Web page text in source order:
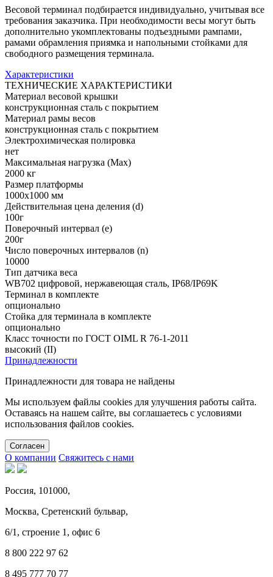
Весовой терминал подбирается индивидуально, учитывая все
требования заказчика. При необходимости весы могут быть
дополнительно укомплектованы подъездными рампами,
рамами обрамления приямка и напольными стойками для
свободного размещения терминала.
Характеристики
ТЕХНИЧЕСКИЕ ХАРАКТЕРИСТИКИ
Материал весовой крышки
конструкционная сталь с покрытием
Материал рамы весов
конструкционная сталь с покрытием
Электрохимическая полировка
нет
Максимальная нагрузка (Max)
2000 кг
Размер платформы
1000х1000 мм
Действительная цена деления (d)
100г
Поверочный интервал (e)
200г
Число поверочных интервалов (n)
10000
Тип датчика веса
WB702 цифровой, нержавеющая сталь, IP68/IP69K
Терминал в комплекте
опционально
Стойка для терминала в комплекте
опционально
Класс точности по ГОСТ OIML R 76-1-2011
высокий (II)
Принадлежности
Принадлежности для товара не найдены
Мы используем файлы cookies для улучшения работы сайта.
Оставаясь на нашем сайте, вы соглашаетесь с условиями
использования файлов cookies.
Cогласен
О компании Свяжитесь с нами
Россия, 101000,
Москва, Сретенский бульвар,
6/1, строение 1, офис 6
8 800 222 97 62
8 495 777 70 77